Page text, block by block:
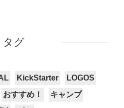
タグ
KickStarter
LOGOS
おすすめ！
キャンプ